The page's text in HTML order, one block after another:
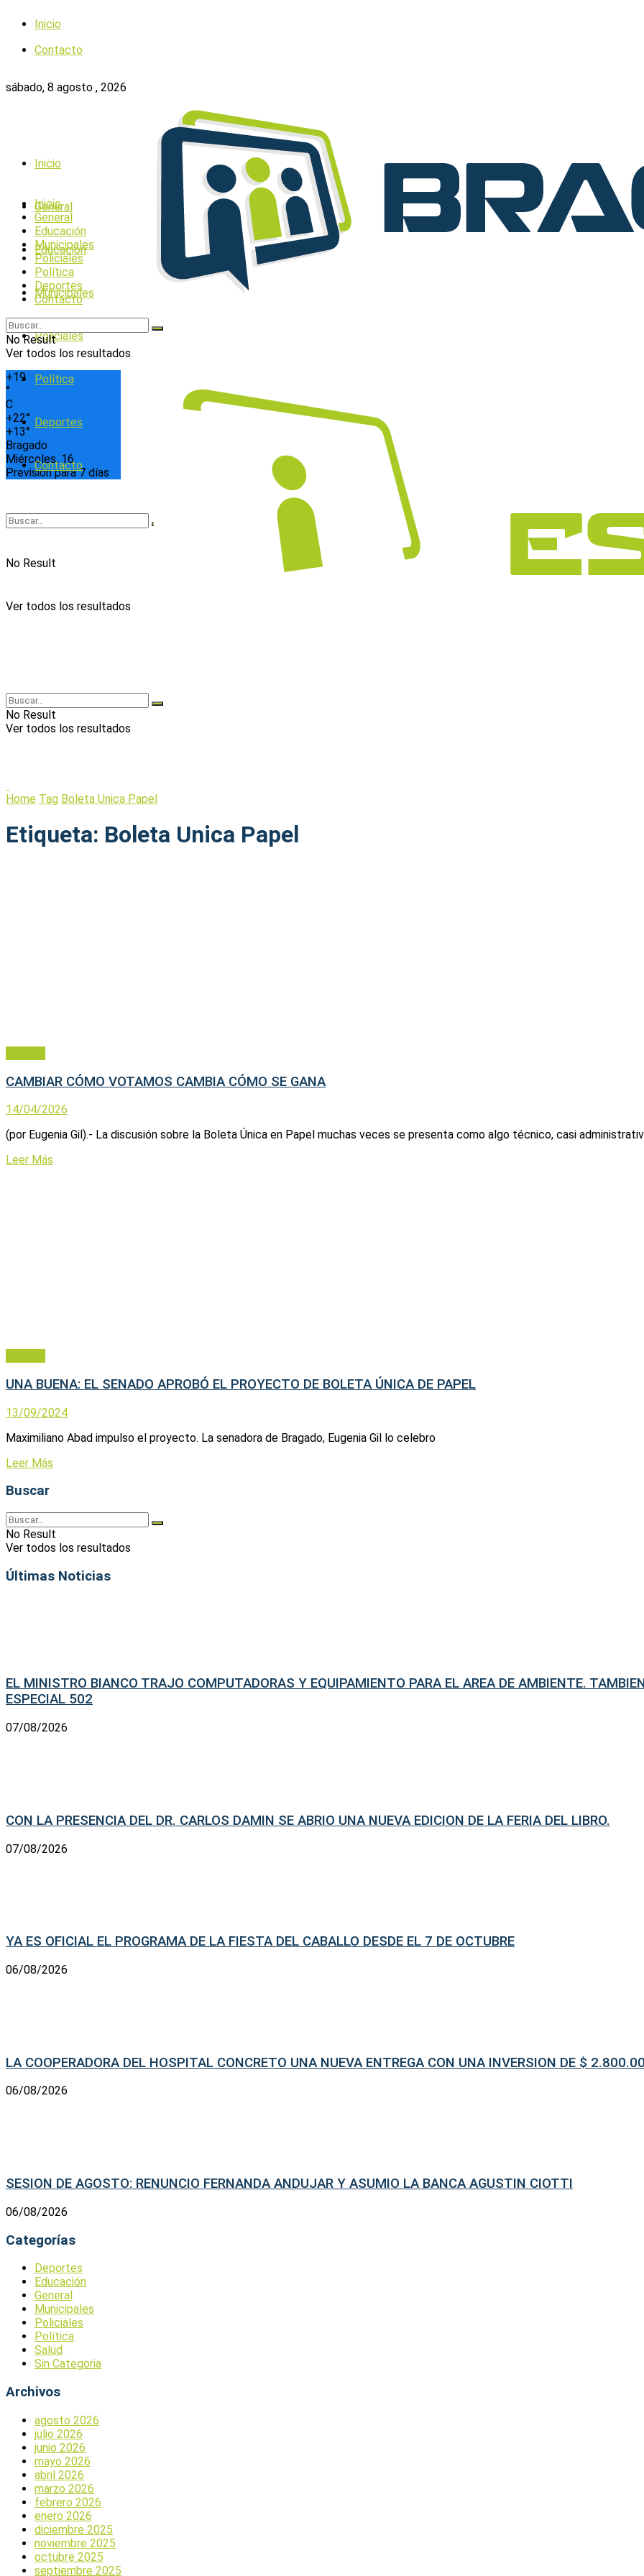
Inicio
Contacto
sábado, 8 agosto , 2026
+19
°
C
+22°
+13°
Bragado
Miércoles, 16
Previsión para 7 días
Inicio
General
Educación
Municipales
Policiales
Política
Deportes
Contacto
No Result
Ver todos los resultados
Inicio
General
Educación
Municipales
Policiales
Política
Deportes
Contacto
No Result
Ver todos los resultados
No Result
Ver todos los resultados
Home Tag Boleta Unica Papel
Etiqueta: Boleta Unica Papel
CAMBIAR CÓMO VOTAMOS CAMBIA CÓMO SE GANA
14/04/2026
(por Eugenia Gil).- La discusión sobre la Boleta Única en Papel muchas veces se presenta como algo técnico, casi
Leer Más
UNA BUENA: EL SENADO APROBÓ EL PROYECTO DE BOLETA ÚNICA DE PAPEL
13/09/2024
Maximiliano Abad impulso el proyecto. La senadora de Bragado, Eugenia Gil lo celebro
Leer Más
Buscar
No Result
Ver todos los resultados
Últimas Noticias
EL MINISTRO BIANCO TRAJO COMPUTADORAS Y EQUIPAMIENTO PARA EL AREA DE AMBIENTE.
ESPECIAL 502
07/08/2026
CON LA PRESENCIA DEL DR. CARLOS DAMIN SE ABRIO UNA NUEVA EDICION DE LA FERIA DEL LIBRO.
07/08/2026
YA ES OFICIAL EL PROGRAMA DE LA FIESTA DEL CABALLO DESDE EL 7 DE OCTUBRE
06/08/2026
LA COOPERADORA DEL HOSPITAL CONCRETO UNA NUEVA ENTREGA CON UNA INVERSION DE $
06/08/2026
SESION DE AGOSTO: RENUNCIO FERNANDA ANDUJAR Y ASUMIO LA BANCA AGUSTIN CIOTTI
06/08/2026
Categorías
Deportes
Educación
General
Municipales
Policiales
Política
Salud
Sin Categoria
Archivos
agosto 2026
julio 2026
junio 2026
mayo 2026
abril 2026
marzo 2026
febrero 2026
enero 2026
diciembre 2025
noviembre 2025
octubre 2025
septiembre 2025